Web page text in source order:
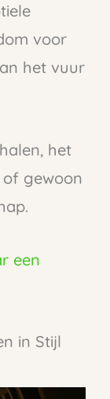
voor
het vuur
het
gewoon
een
in Stijl